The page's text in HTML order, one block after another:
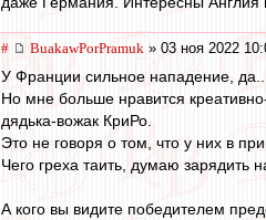
# BuakawPorPramuk » 03 ноя 2022
У Франции сильное нападение, да...
Но мне больше нравится
дядька-вожак КриРо.
Это не говоря о том, что у них в
Чего греха таить, думаю зарядить
А кого вы видите победителем